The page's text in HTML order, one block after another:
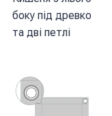
боку під древко
та дві петлі